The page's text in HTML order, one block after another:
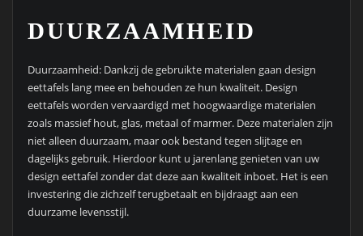
DUURZAAMHEID
Duurzaamheid: Dankzij de gebruikte materialen gaan design
eettafels lang mee en behouden ze hun kwaliteit. Design
eettafels worden vervaardigd met hoogwaardige materialen
zoals massief hout, glas, metaal of marmer. Deze materialen zijn
niet alleen duurzaam, maar ook bestand tegen slijtage en
dagelijks gebruik. Hierdoor kunt u jarenlang genieten van uw
design eettafel zonder dat deze aan kwaliteit inboet. Het is een
investering die zichzelf terugbetaalt en bijdraagt aan een
duurzame levensstijl.